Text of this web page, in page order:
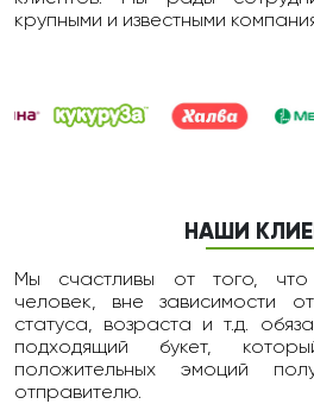
крупными и известными
НАШИ
Мы счастливы от того,
человек, вне зависимости
статуса, возраста и т.д.
подходящий букет,
положительных эмоций
отправителю.